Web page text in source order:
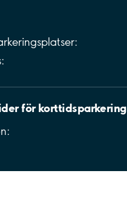
för korttidsparkering